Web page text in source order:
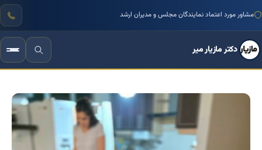
مشاور مورد اعتماد نمایندگان مجلس و مدیران ارشد
دکتر مازیار میر